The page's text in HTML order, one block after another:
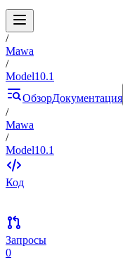
/
Mawa
/
Model10.1
ОбзорДокументация
/
Mawa
/
Model10.1
Код
Запросы
0